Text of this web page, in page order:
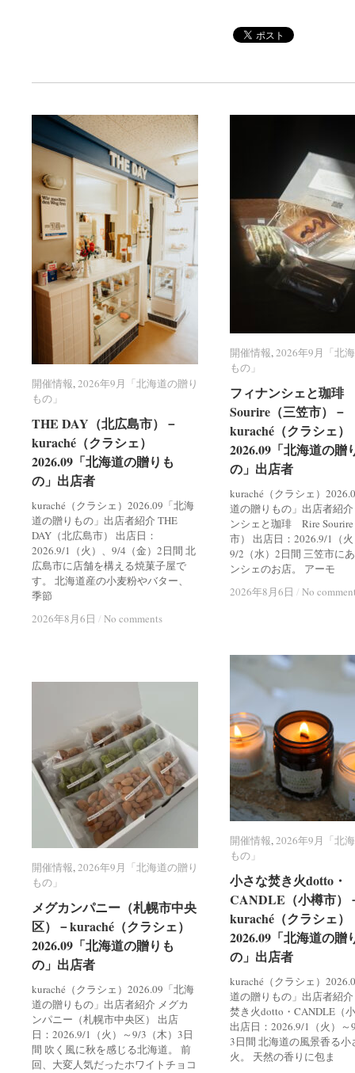
開催情報,2026年9月「北海道の贈り
もの」
THE DAY（北広島市）－
kuraché（クラシェ）
2026.09「北海道の贈りも
の」出店者
kuraché（クラシェ）2026.09「北海
道の贈りもの」出店者紹介 THE
DAY（北広島市） 出店日：
2026.9/1（火）、9/4（金）2日間 北
広島市に店舗を構える焼菓子屋で
す。 北海道産の小麦粉やバター、
季節
2026年8月6日 / No comments
開催情報 2026年9月「北海道の贈り
もの」
THE DAY（北広島市）－
kuraché（クラシェ）
2026.09「北海道の贈りも
の」出店者
2026年8月6日 / No comments
開催情報,2026年9月「北
もの」
フィナンシェと珈
Sourire（三笠市）－
kuraché（クラシェ）
2026.09「北海道の贈
の」出店者
kuraché（クラシェ）
道の贈りもの」出店者紹
ンシェと珈琲 Rire
市） 出店日：2026.9/1（
9/2（水）2日間 三笠市に
ンシェのお店。 アーモ
2026年8月6日 / No
開催情報 2026年9月「北
もの」
フィナンシェと珈
Sourire（三笠市）－
kuraché（クラシェ）
2026.09「北海道の贈
の」出店者
2026年8月6日 / No
開催情報,2026年9月「北
もの」
小さな焚き火dotto・
CANDLE（小樽市）
kuraché（クラシェ）
2026.09「北海道の贈
の」出店者
kuraché（クラシェ）
道の贈りもの」出店者紹
焚き火dotto・CANDLE（
出店日：2026.9/1（火）～
3日間 北海道の風景香る小
火。 天然の香りに包ま
開催情報 2026年9月「北
もの」
小さな焚き火dotto・
CANDLE（小樽市）
kuraché（クラシェ）
2026.09「北海道の贈
の」出店者
開催情報,2026年9月「北海道の贈り
もの」
メグカンパニー（札幌市中央
区）－kuraché（クラシェ）
2026.09「北海道の贈りも
の」出店者
kuraché（クラシェ）2026.09「北海
道の贈りもの」出店者紹介 メグカ
ンパニー（札幌市中央区） 出店
日：2026.9/1（火）～9/3（木）3日
間 吹く風に秋を感じる北海道。 前
回、大変人気だったホワイトチョコ
開催情報 2026年9月「北海道の贈り
もの」
メグカンパニー（札幌市中央
区）－kuraché（クラシェ）
2026.09「北海道の贈りも
の」出店者